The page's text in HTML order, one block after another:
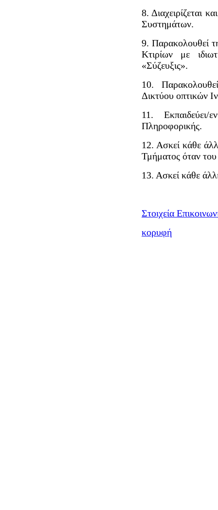
8. Διαχειρίζεται
Συστημάτων.
9. Παρακολουθεί
Κτιρίων με
«Σύζευξις».
10.
Δικτύου οπτικών
11.
Πληροφορικής.
12. Ασκεί κάθε
Τμήματος όταν του
13. Ασκεί κάθε
Στοιχεία
κορυφή